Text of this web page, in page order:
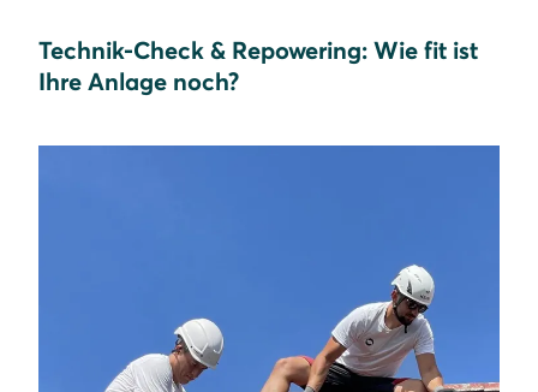
Technik-Check & Repowering: Wie fit ist
Ihre Anlage noch?